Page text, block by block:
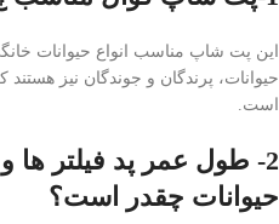
این پت شاپ مناسب انواع حیوانات
حیوانات، پرندگان و جوندگان نیز
است.
2- طول عمر پد فیلتر ها و
حیوانات چقدر است؟